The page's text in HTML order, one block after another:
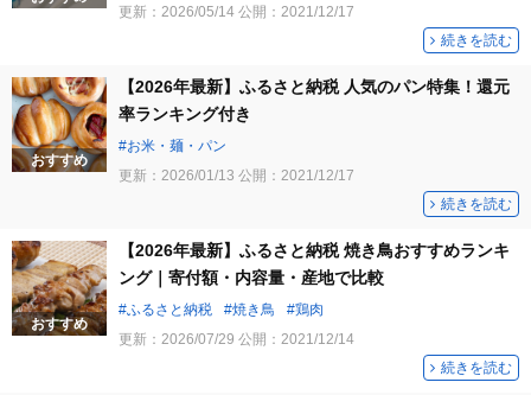
更新： 2026/05/14 公開： 2021/12/17
続きを読む
【2026年最新】ふるさと納税 人気のパン特集！還元
率ランキング付き
お米・麺・パン
更新： 2026/01/13 公開： 2021/12/17
続きを読む
おすすめ
【2026年最新】ふるさと納税 焼き鳥おすすめランキ
ング｜寄付額・内容量・産地で比較
ふるさと納税 焼き鳥
鶏肉
更新： 2026/07/29 公開： 2021/12/14
続きを読む
おすすめ